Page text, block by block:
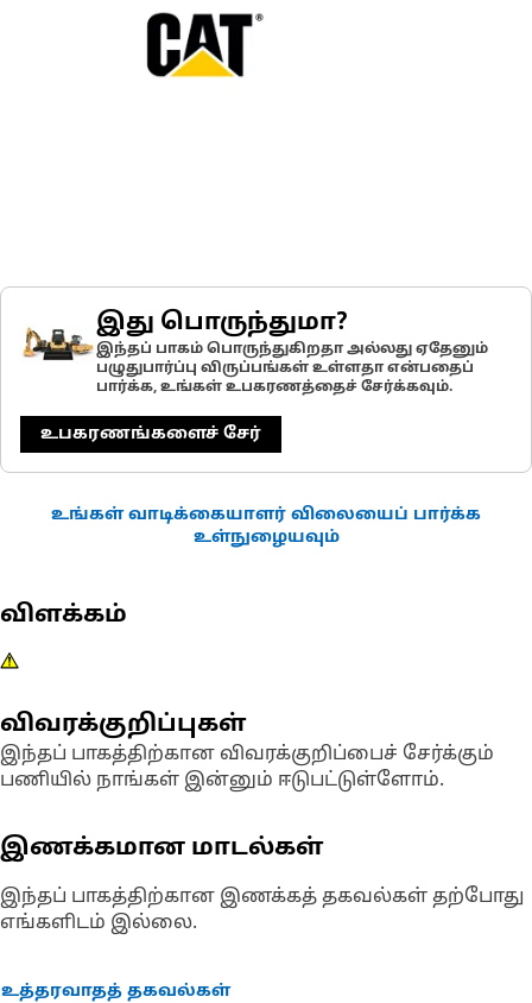
இது பொருந்துமா?
இந்தப் பாகம் பொருந்துகிறதா அல்லது ஏதேனும்
பழுதுபார்ப்பு விருப்பங்கள் உள்ளதா என்பதைப்
பார்க்க, உங்கள் உபகரணத்தைச் சேர்க்கவும்.
உபகரணங்களைச் சேர்
உங்கள் வாடிக்கையாளர் விலையைப் பார்க்க
உள்நுழையவும்
விளக்கம்
விவரக்குறிப்புகள்
இந்தப் பாகத்திற்கான விவரக்குறிப்பைச் சேர்க்கும்
பணியில் நாங்கள் இன்னும் ஈடுபட்டுள்ளோம்.
இணக்கமான மாடல்கள்
இந்தப் பாகத்திற்கான இணக்கத் தகவல்கள் தற்போது
எங்களிடம் இல்லை.
உத்தரவாதத் தகவல்கள்